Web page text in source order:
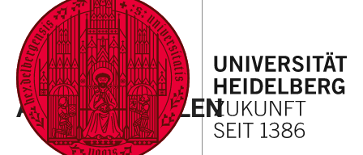
LINKS
ZUR
BARRIEREFREIHEIT
ZUM
HAUPTINHALT
HAUPTNAVIGATION
ÖFFNEN
WEBSEITENSUCHE
ÖFFNEN
CAMPUS KOMPASS
ANLAUFSTELLEN